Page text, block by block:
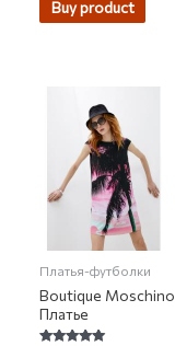
Buy product
Платья-футболки
Boutique Moschino
Платье